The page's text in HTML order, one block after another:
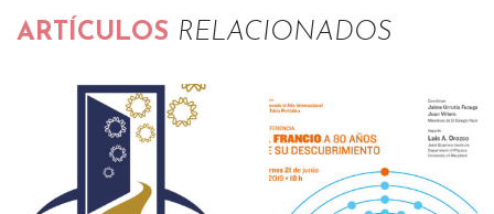
ARTÍCULOS RELACIONADOS